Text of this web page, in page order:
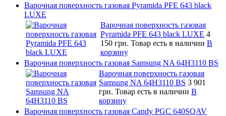
Варочная поверхность газовая Pyramida PFE 643 black
LUXE
Варочная поверхность газовая
Pyramida PFE 643 black LUXE 4
150 грн. Товар есть в наличии В
корзину
Варочная поверхность газовая Samsung NA 64H3110 BS
Варочная поверхность газовая
Samsung NA 64H3110 BS 3 901
грн. Товар есть в наличии В
корзину
Варочная поверхность газовая Candy PGC 640SQAV